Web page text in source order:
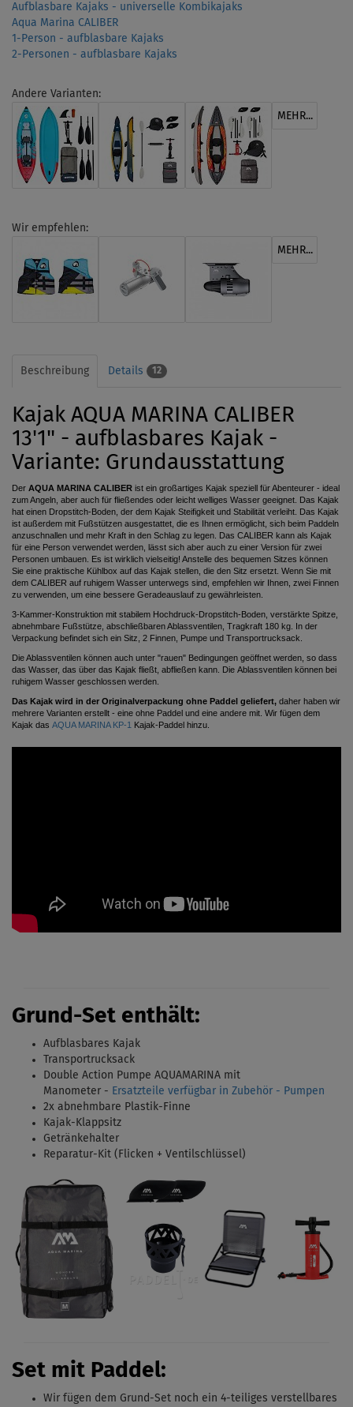
Aufblasbare Kajaks - universelle Kombikajaks
Aqua Marina CALIBER
1-Person - aufblasbare Kajaks
2-Personen - aufblasbare Kajaks
Andere Varianten:
MEHR...
Wir empfehlen:
MEHR...
Beschreibung Details 12
Kajak AQUA MARINA CALIBER
13'1" - aufblasbares Kajak -
Variante: Grundausstattung
Der AQUA MARINA CALIBER ist ein großartiges Kajak speziell für Abenteurer - ideal
zum Angeln, aber auch für fließendes oder leicht welliges Wasser geeignet. Das Kajak
hat einen Dropstitch-Boden, der dem Kajak Steifigkeit und Stabilität verleiht. Das Kajak
ist außerdem mit Fußstützen ausgestattet, die es Ihnen ermöglicht, sich beim Paddeln
anzuschnallen und mehr Kraft in den Schlag zu legen. Das CALIBER kann als Kajak
für eine Person verwendet werden, lässt sich aber auch zu einer Version für zwei
Personen umbauen. Es ist wirklich vielseitig! Anstelle des bequemen Sitzes können
Sie eine praktische Kühlbox auf das Kajak stellen, die den Sitz ersetzt. Wenn Sie mit
dem CALIBER auf ruhigem Wasser unterwegs sind, empfehlen wir Ihnen, zwei Finnen
zu verwenden, um eine bessere Geradeauslauf zu gewährleisten.
3-Kammer-Konstruktion mit stabilem Hochdruck-Dropstitch-Boden, verstärkte Spitze,
abnehmbare Fußstütze, abschließbaren Ablassventilen, Tragkraft 180 kg. In der
Verpackung befindet sich ein Sitz, 2 Finnen, Pumpe und Transportrucksack.
Die Ablassventilen können auch unter "rauen" Bedingungen geöffnet werden, so dass
das Wasser, das über das Kajak fließt, abfließen kann. Die Ablassventilen können bei
ruhigem Wasser geschlossen werden.
Das Kajak wird in der Originalverpackung ohne Paddel geliefert, daher haben wir
mehrere Varianten erstellt - eine ohne Paddel und eine andere mit. Wir fügen dem
Kajak das AQUA MARINA KP-1 Kajak-Paddel hinzu.
Grund-Set enthält:
Aufblasbares Kajak
Transportrucksack
Double Action Pumpe AQUAMARINA mit
Manometer - Ersatzteile verfügbar in Zubehör - Pumpen
2x abnehmbare Plastik-Finne
Kajak-Klappsitz
Getränkehalter
Reparatur-Kit (Flicken + Ventilschlüssel)
Set mit Paddel:
Wir fügen dem Grund-Set noch ein 4-teiliges verstellbares